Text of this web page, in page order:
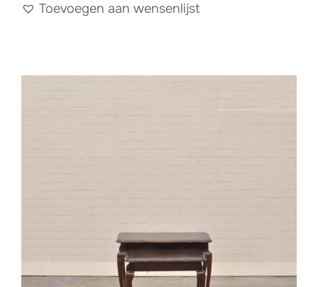
Toevoegen aan wensenlijst